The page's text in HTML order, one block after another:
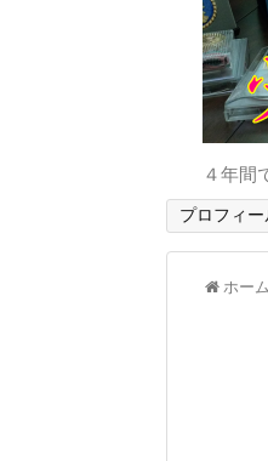
４年間
プロフィー
ホーム